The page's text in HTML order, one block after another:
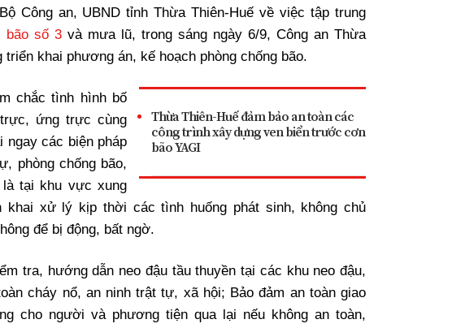
Công an, UBND tỉnh Thừa Thiên-Huế về việc tập trung
bão số 3 và mưa lũ, trong sáng ngày 6/9, Công an Thừa
triển khai phương án, kế hoạch phòng chống bão.
Thừa Thiên-Huế đảm bảo an toàn các
công trình xây dựng ven biển trước cơn
bão YAGI
chắc tình hình bố
ứng trực cùng
ngay các biện pháp
phòng chống bão,
tại khu vực xung
khai xử lý kịp thời các tình huống phát sinh, không chủ
để bị động, bất ngờ.
tra, hướng dẫn neo đậu tầu thuyền tại các khu neo đậu,
cháy nổ, an ninh trật tự, xã hội; Bảo đảm an toàn giao
cho người và phương tiện qua lại nếu không an toàn,